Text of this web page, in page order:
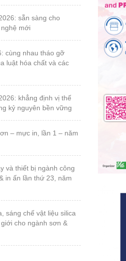
mới
luật hóa chất và các
kỷ nguyên bền vững
in ấn lần thứ 23, năm
cho ngành sơn &